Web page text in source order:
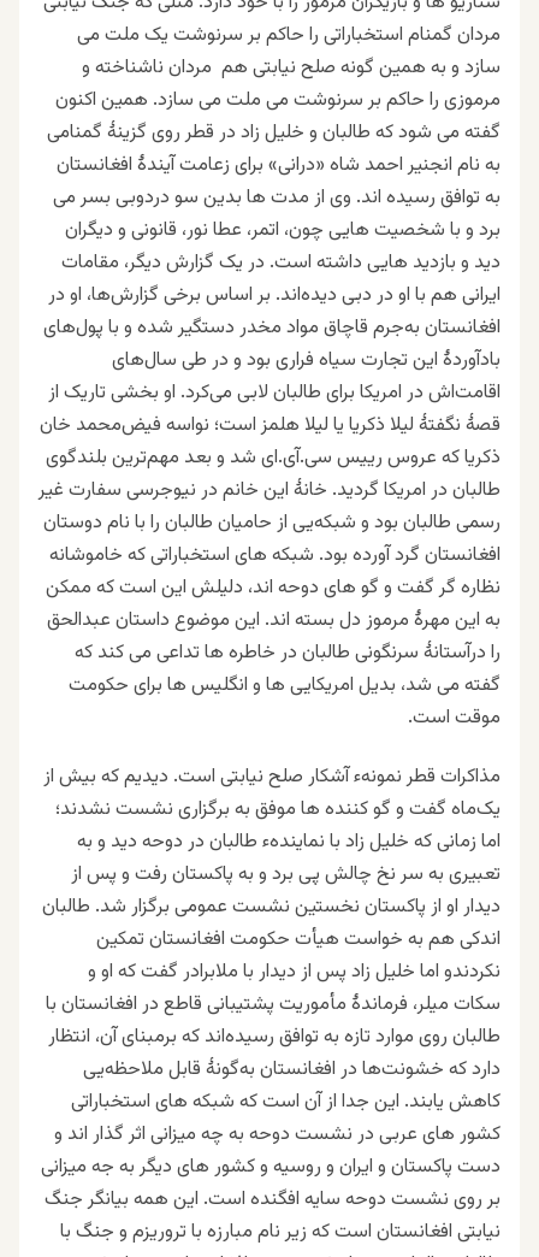
مردان گمنام استخباراتی را حاکم بر سرنوشت یک ملت می
سازد و به همین گونه صلح نیابتی هم مردان ناشناخته و
مرموزی را حاکم بر سرنوشت می ملت می سازد. همین اکنون
گفته می شود که طالبان و خلیل زاد در قطر روی گزینۀ گمنامی
به نام انجنیر احمد شاه «درانی» برای زعامت آیندۀ افغانستان
به توافق رسیده اند. وی از مدت ها بدین سو دردوبی بسر می
برد و با شخصیت هایی چون، اتمر، عطا نور، قانونی و دیگران
دید و بازدید هایی داشته است. در یک گزارش دیگر، مقامات
ایرانی هم با او در دبی دیده‌اند. بر اساس برخی گزارش‌ها، او در
افغانستان به‌جرم قاچاق مواد مخدر دستگیر شده و با پول‌های
بادآوردۀ این تجارت سیاه فراری بود و در طی سال‌های
اقامت‌اش در امریکا برای طالبان لابی می‌کرد. او بخشی تاریک از
قصۀ نگفتۀ لیلا ذکریا یا لیلا هلمز است؛ نواسه فیض‌محمد خان
ذکریا که عروس رییس سی.آی.ای شد و بعد مهم‌ترین بلندگوی
طالبان در امریکا گردید. خانۀ این خانم در نیوجرسی سفارت غیر
رسمی طالبان بود و شبکه‌یی از حامیان طالبان را با نام دوستان
افغانستان گردآورده بود. شبکه های استخباراتی که خاموشانه
نظاره گر گفت و گو های دوحه اند، دلیلش این است که ممکن
به این مهرۀ مرموز دل بسته اند. این موضوع داستان عبدالحق
را درآستانۀ سرنگونی طالبان در خاطره ها تداعی می کند که
گفته می شد، بدیل امریکایی ها و انگلیس ها برای حکومت
موقت است.
مذاکرات قطر نمونهء آشکار صلح نیابتی است. دیدیم که بیش از
یک‌ماه گفت و گو کننده ها موفق به برگزاری نشست نشدند؛
اما زمانی که خلیل زاد با نمایندهء طالبان در دوحه دید و به
تعبیری به سر نخ چالش پی برد و به پاکستان رفت و پس از
دیدار او از پاکستان نخستین نشست عمومی برگزار شد. طالبان
اندکی هم به خواست هیأت حکومت افغانستان تمکین
نکردندو اما خلیل زاد پس از دیدار با ملابرادر گفت که او و
سکات میلر، فرماندۀ مأموریت پشتیبانی قاطع در افغانستان با
طالبان روی موارد تازه به توافق رسیده‌اند که برمبنای آن، انتظار
دارد که خشونت‌ها در افغانستان به‌گونۀ قابل ملاحظه‌یی
کاهش یابند. این جدا از آن است که شبکه های استخباراتی
کشور های عربی در نشست دوحه به چه میزانی اثر گذار اند و
دست پاکستان و ایران و روسیه و کشور های دیگر به جه میزانی
بر روی نشست دوحه سایه افگنده است. این همه بیانگر جنگ
نیابتی افغانستان است که زیر نام مبارزه با تروریزم و جنگ با